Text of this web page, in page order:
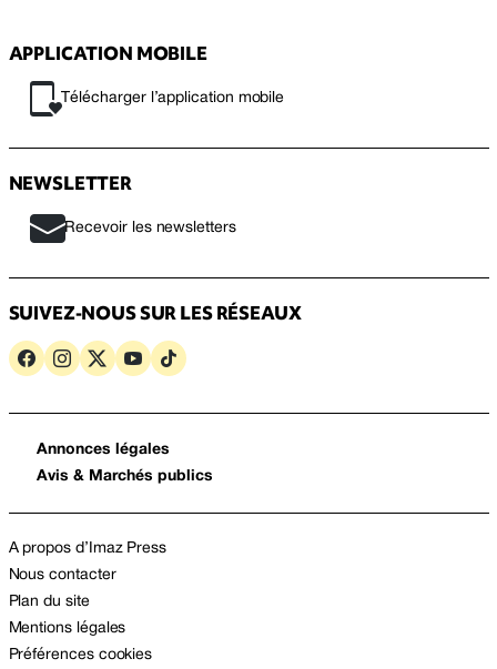
APPLICATION MOBILE
Télécharger l’application mobile
NEWSLETTER
Recevoir les newsletters
SUIVEZ-NOUS SUR LES RÉSEAUX
Annonces légales
Avis & Marchés publics
A propos d’Imaz Press
Nous contacter
Plan du site
Mentions légales
Préférences cookies